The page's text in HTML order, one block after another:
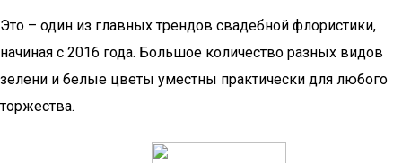
Это – один из главных трендов свадебной флористики,
начиная с 2016 года. Большое количество разных видов
зелени и белые цветы уместны практически для любого
торжества.